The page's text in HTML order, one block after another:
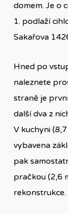
domem. Je o
1. podlaží
Sakařova
Hned po
naleznete
straně je
další dva z
V kuchyni
vybavena
pak
pračkou (2,6
rekonstrukce.